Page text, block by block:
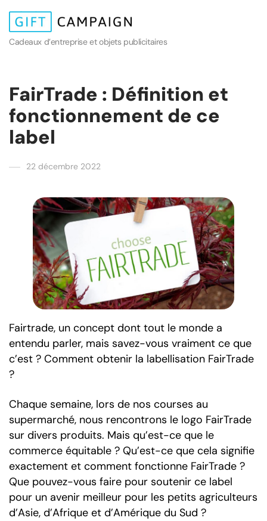
Cadeaux d’entreprise et objets publicitaires
FairTrade : Définition et
fonctionnement de ce
label
22 décembre 2022
Fairtrade, un concept dont tout le monde a
entendu parler, mais savez-vous vraiment ce que
c’est ? Comment obtenir la labellisation FairTrade
?
Chaque semaine, lors de nos courses au
supermarché, nous rencontrons le logo FairTrade
sur divers produits. Mais qu’est-ce que le
commerce équitable ? Qu’est-ce que cela signifie
exactement et comment fonctionne FairTrade ?
Que pouvez-vous faire pour soutenir ce label
pour un avenir meilleur pour les petits agriculteurs
d’Asie, d’Afrique et d’Amérique du Sud ?